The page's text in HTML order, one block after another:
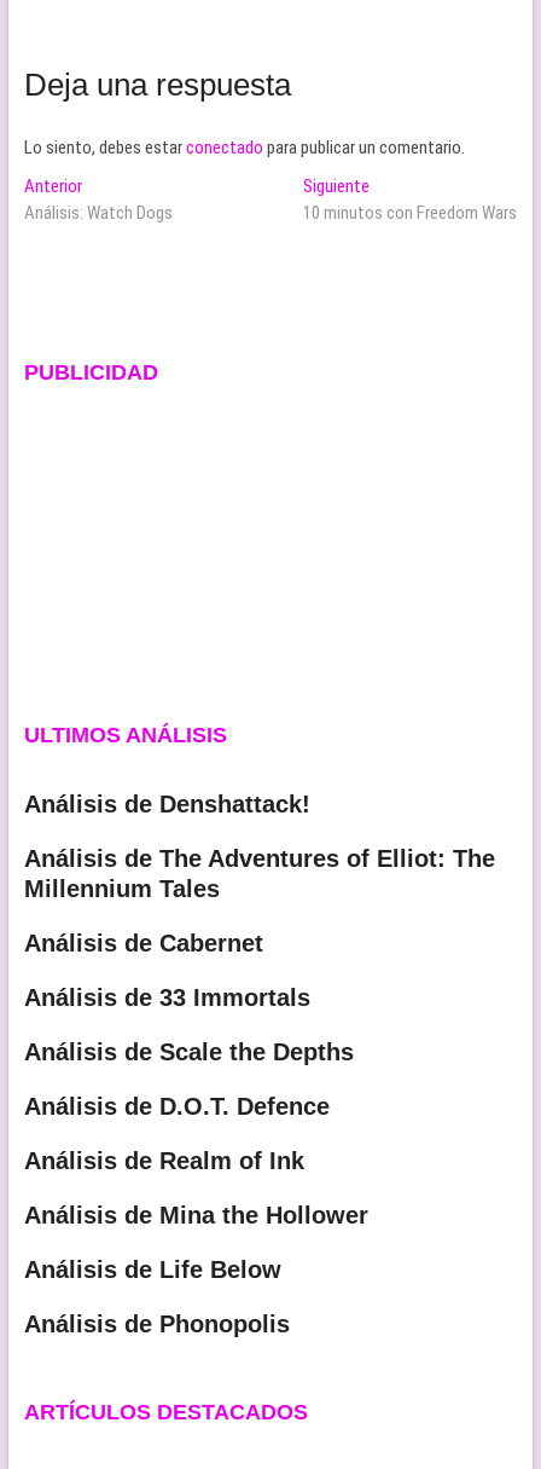
Deja una respuesta
Lo siento, debes estarconectado para publicar un comentario.
Navegación
de
AnteriorEntrada
anterior:
Análisis: Watch Dogs
Siguiente
siguiente:
10 minutos con Freedom Wars
PUBLICIDAD
ULTIMOS ANÁLISIS
Análisis de Denshattack!
Análisis de The Adventures of Elliot: The
Millennium Tales
Análisis de Cabernet
Análisis de 33 Immortals
Análisis de Scale the Depths
Análisis de D.O.T. Defence
Análisis de Realm of Ink
Análisis de Mina the Hollower
Análisis de Life Below
Análisis de Phonopolis
ARTÍCULOS DESTACADOS